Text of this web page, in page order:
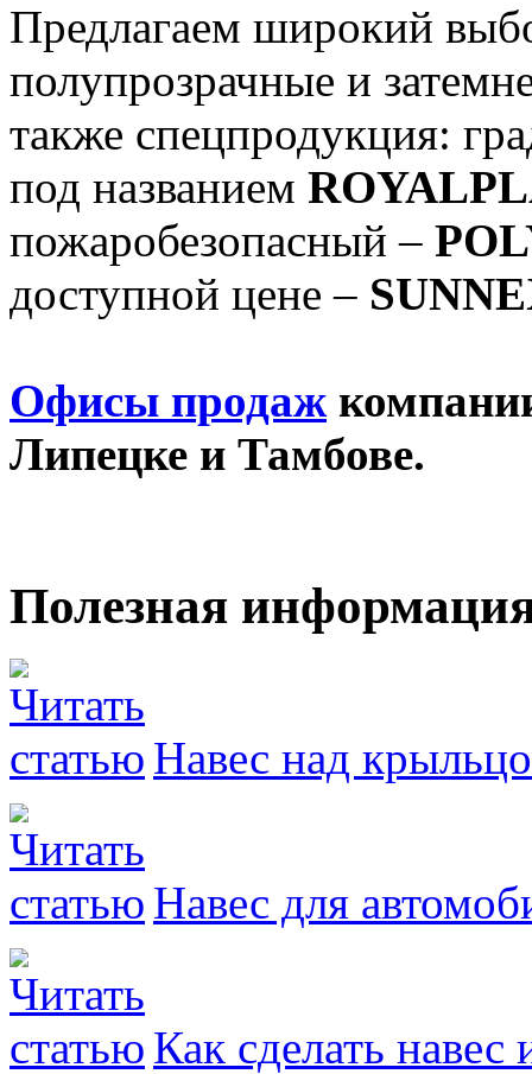
Предлагаем широкий
полупрозрачные и
также спецпродукция:
под названием
пожаробезопасный –
доступной цене –
Офисы продаж
Липецке и Тамбове.
Полезная
Навес над
Навес для
Как сделать